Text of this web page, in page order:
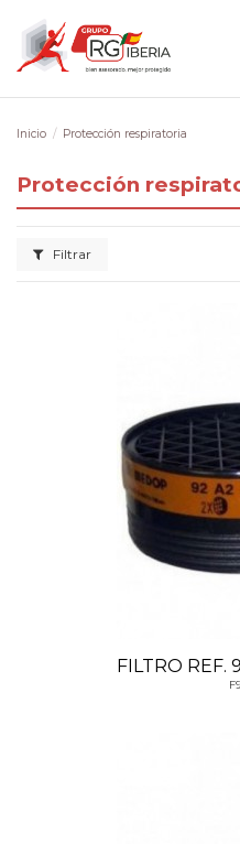
Inicio Protección respiratoria
Protección
Filtrar
FILTRO REF.